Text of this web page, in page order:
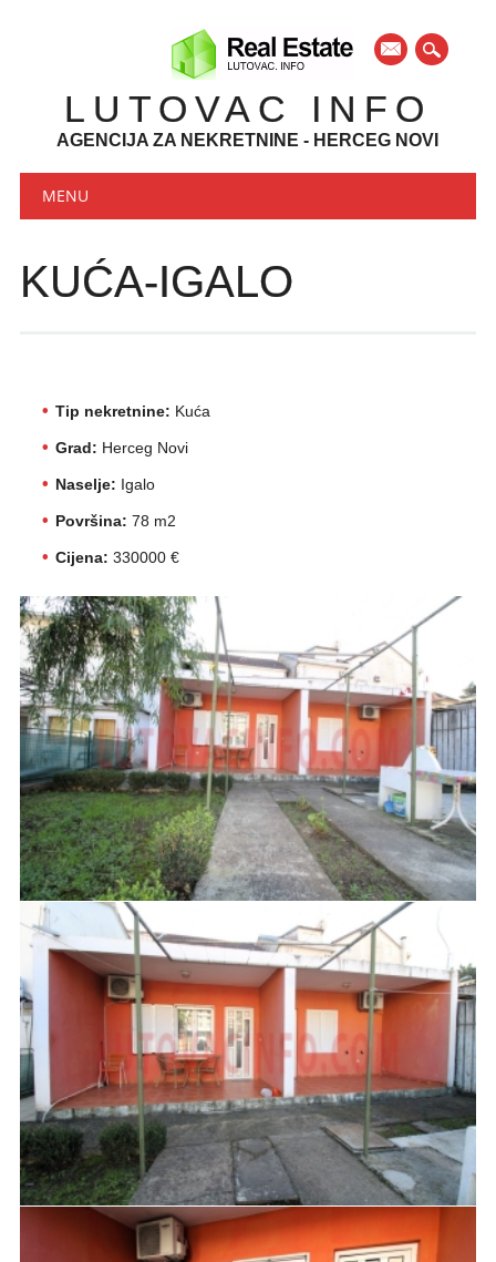
mail
LUTOVAC INFO
AGENCIJA ZA NEKRETNINE - HERCEG NOVI
Main menu
MENU
KUĆA-IGALO
Tip nekretnine: Kuća
Grad: Herceg Novi
Naselje: Igalo
Površina: 78 m2
Cijena: 330000 €